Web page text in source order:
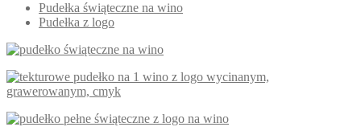
Pudełka świąteczne na wino
Pudełka z logo